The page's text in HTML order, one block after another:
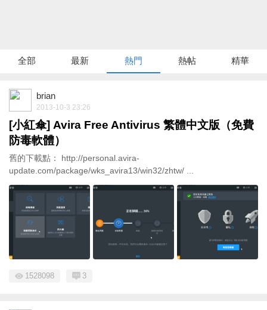
全部 最新 熱門 熱帖 精華
brian
2013-10-3 23:26
[小紅傘] Avira Free Antivirus 繁體中文版（免費
防毒軟體）
舊的下載點： http://personal.avira-
update.com/package/wks_avira13/win32/zhtw/ ...
1528098 3